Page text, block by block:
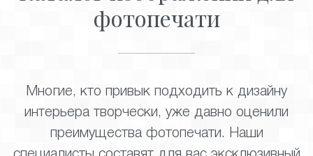
фотопечати
Многие, кто привык подходить к дизайну
интерьера творчески, уже давно оценили
преимущества фотопечати. Наши